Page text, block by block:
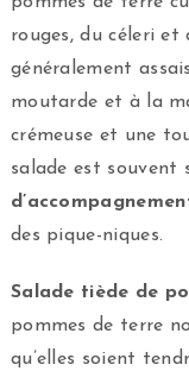
rouges, du céleri et
généralement
moutarde et à la
crémeuse et une
salade est souvent
des pique-niques.
Salade tiède de
pommes de terre
qu’elles soient